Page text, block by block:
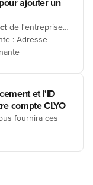
ajouter un
de l'entreprise…
: Adresse
et l'ID
compte CLYO
fournira ces